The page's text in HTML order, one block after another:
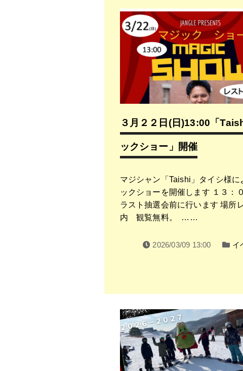
３月２２日(日)13:00「
ックショー」開催
マジシャン「Taishi」タイシ様に
ックショーを開催します １３：
ラスト抽選会前に行います 場所
内 観覧無料。 ……
2026/03/09 13:00 イ